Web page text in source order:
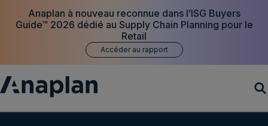
Anaplan à nouveau reconnue dans l’ISG Buyers
Guide™ 2026 dédié au Supply Chain Planning pour le
Retail
Accéder au rapport